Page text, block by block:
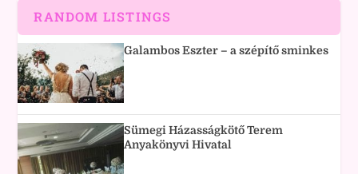
RANDOM LISTINGS
Galambos Eszter – a szépítő sminkes
Sümegi Házasságkötő Terem
Anyakönyvi Hivatal